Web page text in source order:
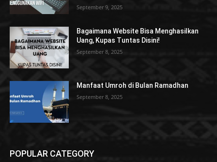
September 9, 2025
Bagaimana Website Bisa Menghasilkan
Uang, Kupas Tuntas Disini!
September 8, 2025
Manfaat Umroh di Bulan Ramadhan
September 8, 2025
POPULAR CATEGORY